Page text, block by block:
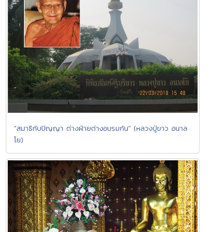
"สมาธิกับปัญญา ต่างฝ่ายต่างอบรมกัน" (หลวงปู่ขาว อนาล
โย)